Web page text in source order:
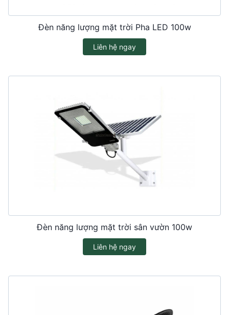
Đèn năng lượng mặt trời Pha LED 100w
Liên hệ ngay
Đèn năng lượng mặt trời sân vườn 100w
Liên hệ ngay